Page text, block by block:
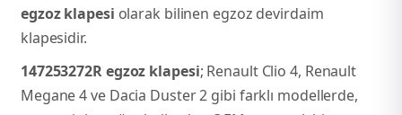
Parça
egzoz klapesi olarak bilinen egzoz devirdaim
klapesidir.
147253272R egzoz klapesi; Renault Clio 4, Renault
Megane 4 ve Dacia Duster 2 gibi farklı modellerde,